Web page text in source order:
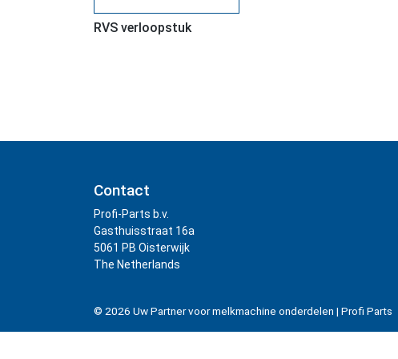
RVS verloopstuk
Contact
Profi-Parts b.v.
Gasthuisstraat 16a
5061 PB Oisterwijk
The Netherlands
© 2026 Uw Partner voor melkmachine onderdelen | Profi Parts